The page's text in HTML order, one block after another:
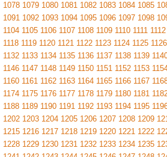
1078 1079 1080 1081 1082 1083 1084 1085
1091 1092 1093 1094 1095 1096 1097 1098
1104 1105 1106 1107 1108 1109 1110 1111 1112
1118 1119 1120 1121 1122 1123 1124 1125 1126
1132 1133 1134 1135 1136 1137 1138 1139
1146 1147 1148 1149 1150 1151 1152 1153
1160 1161 1162 1163 1164 1165 1166 1167
1174 1175 1176 1177 1178 1179 1180 1181
1188 1189 1190 1191 1192 1193 1194 1195
1202 1203 1204 1205 1206 1207 1208 1209
1215 1216 1217 1218 1219 1220 1221 1222
1228 1229 1230 1231 1232 1233 1234 1235